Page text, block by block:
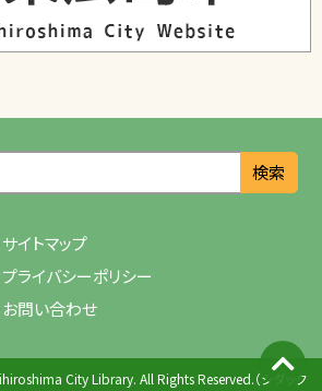
検索
サイトマップ
プライバシーポリシー
お問い合わせ
City Library. All Rights Reserved.（シダック